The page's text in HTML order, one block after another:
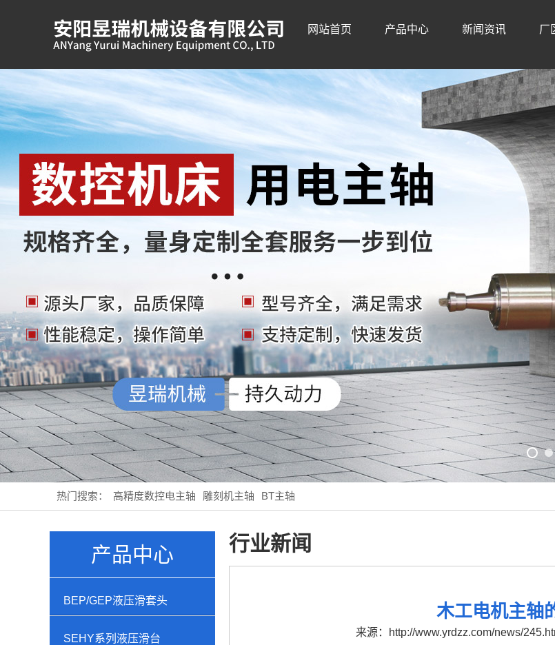
网站首页 产品中心 新闻资讯 厂
热门搜索： 高精度数控电主轴 雕刻机主轴 BT主轴
产品中心
BEP/GEP液压滑套头
SEHY系列液压滑台
行业新闻
木工电机主轴
来源： http://www.yrdzz.com/news/